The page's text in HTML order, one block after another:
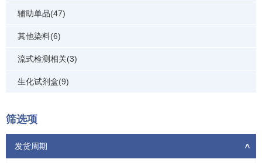
辅助单品(47)
其他染料(6)
流式检测相关(3)
生化试剂盒(9)
筛选项
发货周期 >